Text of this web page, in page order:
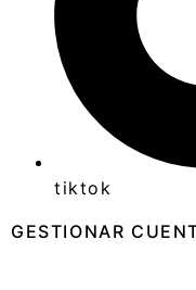
tiktok
GESTIONAR